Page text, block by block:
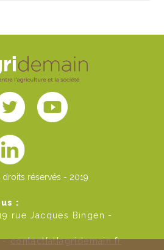
réservés - 2019
:
rue Jacques Bingen -
-contact[at]agridemain.fr